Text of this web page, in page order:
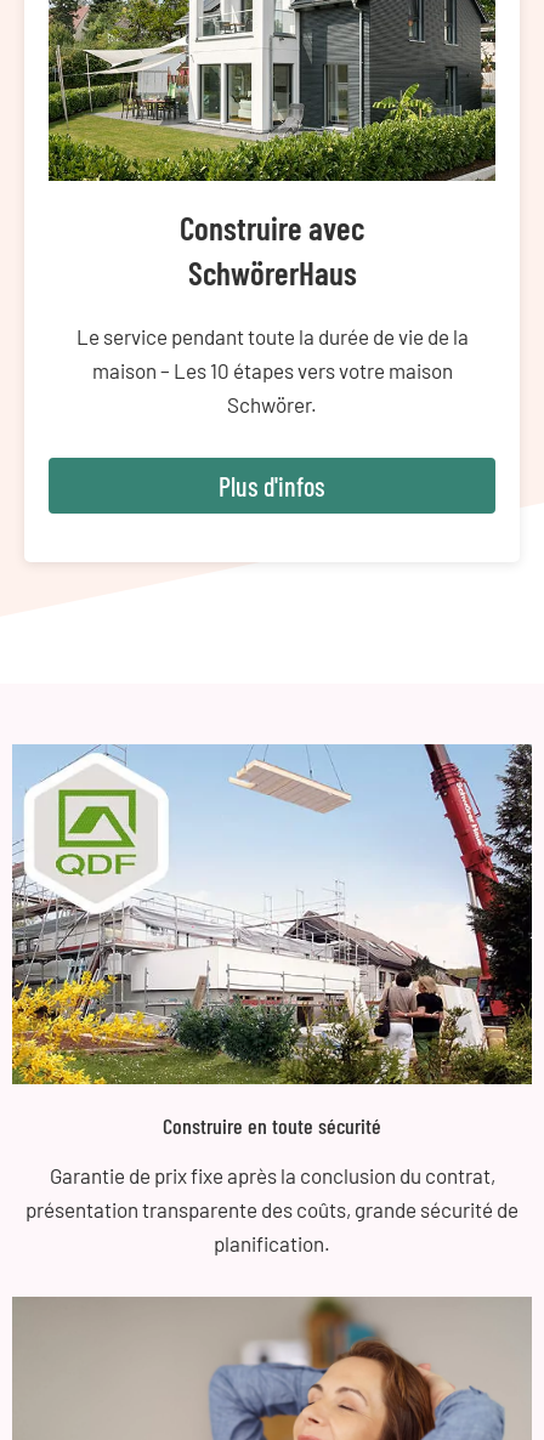
Construire avec
SchwörerHaus
Le service pendant toute la durée de vie de la
maison – Les 10 étapes vers votre maison
Schwörer.
Plus d'infos
Construire en toute sécurité
Garantie de prix fixe après la conclusion du contrat,
présentation transparente des coûts, grande sécurité de
planification.